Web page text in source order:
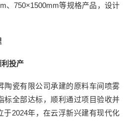
、750×1500mm等规格产品，设计
投产
陶瓷有限公司承建的原料车间喷雾
标全部达标，顺利通过项目验收并
于2024年，在云浮新兴建有现代化